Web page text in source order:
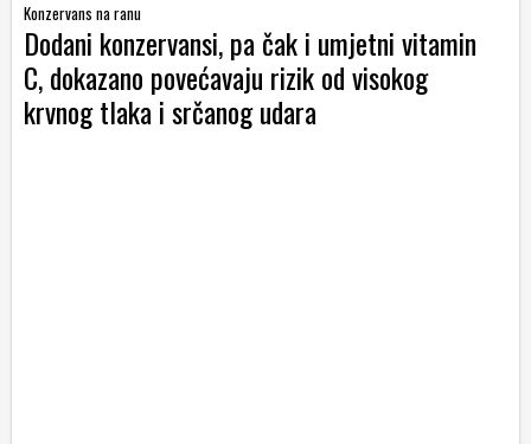
Konzervans na ranu
Dodani konzervansi, pa čak i umjetni vitamin
C, dokazano povećavaju rizik od visokog
krvnog tlaka i srčanog udara